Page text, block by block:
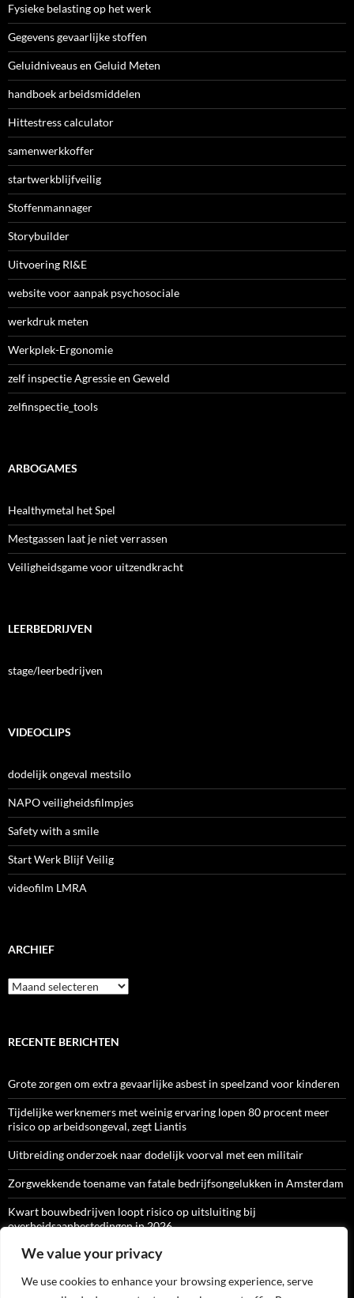
We value your privacy
We use cookies to enhance your browsing experience, serve
Fysieke belasting op het werk
Gegevens gevaarlijke stoffen
Geluidniveaus en Geluid Meten
handboek arbeidsmiddelen
Hittestress calculator
samenwerkkoffer
startwerkblijfveilig
Stoffenmannager
Storybuilder
Uitvoering RI&E
website voor aanpak psychosociale
werkdruk meten
Werkplek-Ergonomie
zelf inspectie Agressie en Geweld
zelfinspectie_tools
ARBOGAMES
Healthymetal het Spel
Mestgassen laat je niet verrassen
Veiligheidsgame voor uitzendkracht
LEERBEDRIJVEN
stage/leerbedrijven
VIDEOCLIPS
dodelijk ongeval mestsilo
NAPO veiligheidsfilmpjes
Safety with a smile
Start Werk Blijf Veilig
videofilm LMRA
ARCHIEF
Archief
RECENTE BERICHTEN
Grote zorgen om extra gevaarlijke asbest in speelzand voor kinderen
Tijdelijke werknemers met weinig ervaring lopen 80 procent meer
risico op arbeidsongeval, zegt Liantis
Uitbreiding onderzoek naar dodelijk voorval met een militair
Zorgwekkende toename van fatale bedrijfsongelukken in Amsterdam
Kwart bouwbedrijven loopt risico op uitsluiting bij
overheidsaanbestedingen in 2026
ARBO-CATALOGI